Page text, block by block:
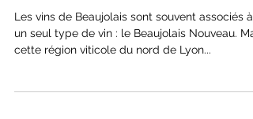
riches et gourmands
Les vins de Beaujolais sont souvent associés à